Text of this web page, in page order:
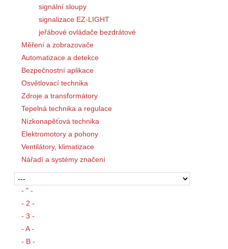
signální sloupy
signalizace EZ-LIGHT
jeřábové ovládače bezdrátové
Měření a zobrazovače
Automatizace a detekce
Bezpečnostní aplikace
Osvětlovací technika
Zdroje a transformátory
Tepelná technika a regulace
Nízkonapěťová technika
Elektromotory a pohony
Ventilátory, klimatizace
Nářadí a systémy značení
- " -
- 2 -
- 3 -
- A -
- B -